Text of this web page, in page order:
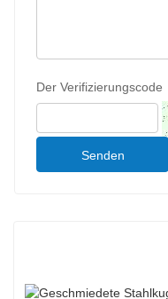
Der Verifizierungscode
Senden